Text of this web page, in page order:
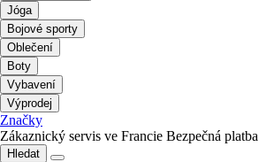
Jóga
Bojové sporty
Oblečení
Boty
Vybavení
Výprodej
Značky
Zákaznický servis ve Francie Bezpečná platba
Hledat